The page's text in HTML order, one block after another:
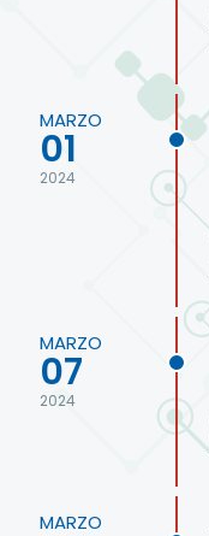
MARZO
01
2024
MARZO
07
2024
MARZO